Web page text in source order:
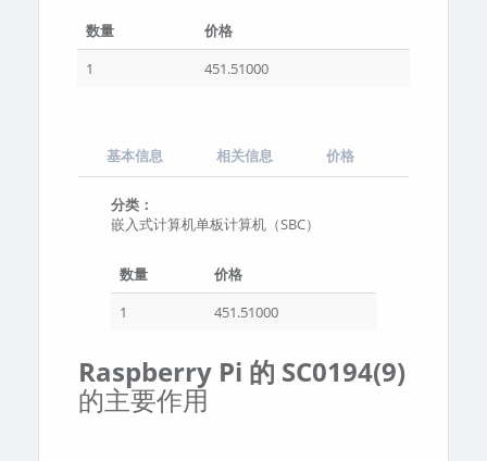
数量
价格
1
451.51000
基本信息 相关信息 价格
分类：
嵌入式计算机单板计算机（SBC）
数量
价格
1
451.51000
Raspberry Pi 的 SC0194(9)
的主要作用